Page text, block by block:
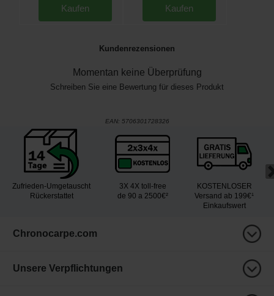
Kaufen Kaufen
Kundenrezensionen
Momentan keine Überprüfung
Schreiben Sie eine Bewertung für dieses Produkt
EAN: 5706301728326
Zufrieden-Umgetauscht
Rückerstattet
3X 4X toll-free
de 90 a 2500€²
KOSTENLOSER
Versand ab 199€¹
Einkaufswert
Chronocarpe.com
Unsere Verpflichtungen